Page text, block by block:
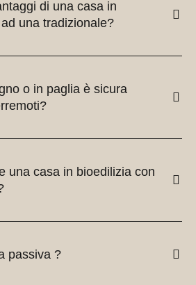
di una casa in
una tradizionale?
o in paglia è sicura
una casa in bioedilizia con
passiva ?